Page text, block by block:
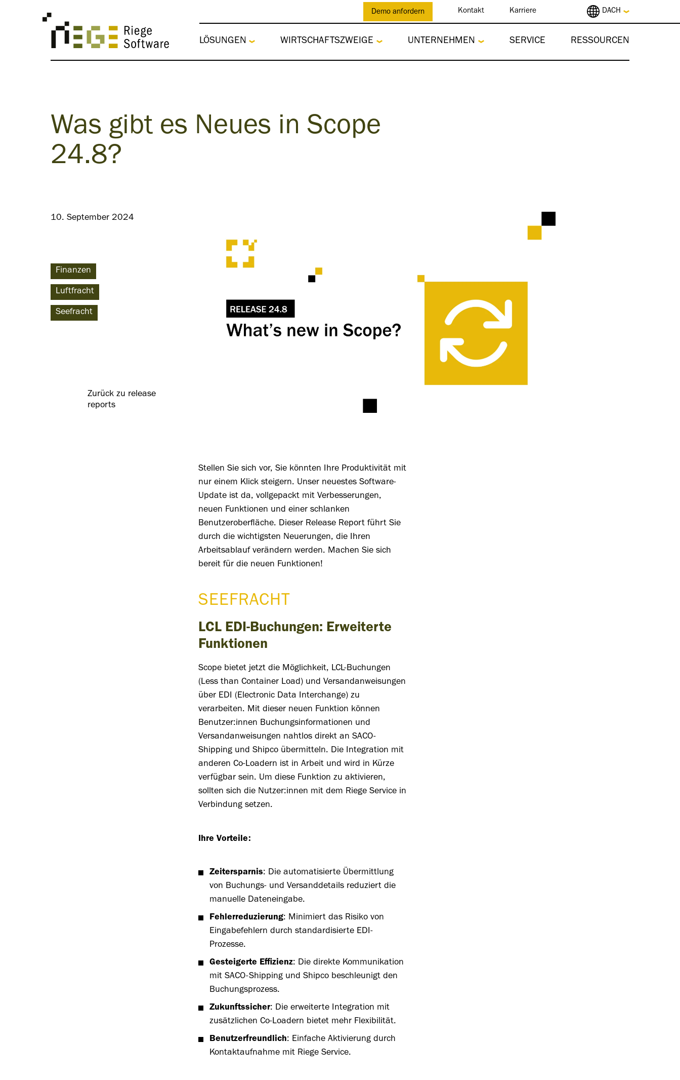
Demo anfordern Kontakt Karriere DACH
LÖSUNGEN WIRTSCHAFTSZWEIGE UNTERNEHMEN SERVICE RESSOURCEN
Was gibt es Neues in Scope
24.8?
10. September 2024
Finanzen
Luftfracht
Seefracht
Zurück zu release
reports
Stellen Sie sich vor, Sie könnten Ihre Produktivität mit
nur einem Klick steigern. Unser neuestes Software-
Update ist da, vollgepackt mit Verbesserungen,
neuen Funktionen und einer schlanken
Benutzeroberfläche. Dieser Release Report führt Sie
durch die wichtigsten Neuerungen, die Ihren
Arbeitsablauf verändern werden. Machen Sie sich
bereit für die neuen Funktionen!
SEEFRACHT
LCL EDI-Buchungen: Erweiterte
Funktionen
Scope bietet jetzt die Möglichkeit, LCL-Buchungen
(Less than Container Load) und Versandanweisungen
über EDI (Electronic Data Interchange) zu
verarbeiten. Mit dieser neuen Funktion können
Benutzer:innen Buchungsinformationen und
Versandanweisungen nahtlos direkt anSACO-
Shipping undShipco übermitteln. Die Integration mit
anderen Co-Loadern ist in Arbeit und wird in Kürze
verfügbar sein. Um diese Funktion zu aktivieren,
sollten sich die Nutzer:innen mit dem Riege Service in
Verbindung setzen.
Ihre Vorteile:
Zeitersparnis: Die automatisierte Übermittlung
von Buchungs- und Versanddetails reduziert die
manuelle Dateneingabe.
Fehlerreduzierung: Minimiert das Risiko von
Eingabefehlern durch standardisierte EDI-
Prozesse.
Gesteigerte Effizienz: Die direkte Kommunikation
mit SACO-Shipping und Shipco beschleunigt den
Buchungsprozess.
Zukunftssicher: Die erweiterte Integration mit
zusätzlichen Co-Loadern bietet mehr Flexibilität.
Benutzerfreundlich: Einfache Aktivierung durch
Kontaktaufnahme mit Riege Service.